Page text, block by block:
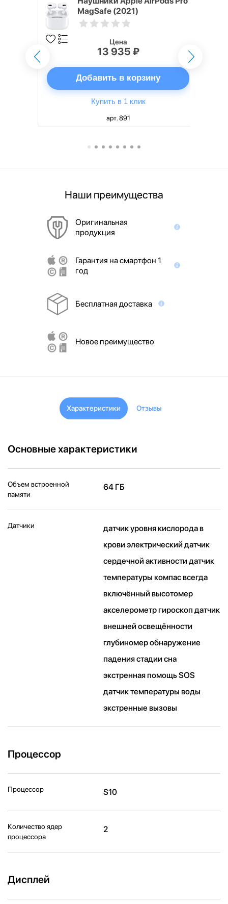
MagSafe (2021)
Цена
13 935 ₽
Добавить в корзину
Купить в 1 клик
арт. 891
Наши преимущества
Оригинальная
продукция
Гарантия на смартфон 1
год
Бесплатная доставка
Новое преимущество
Характеристики Отзывы
Основные характеристики
Объем встроенной
памяти
64 ГБ
Датчики
датчик уровня кислорода в
крови электрический датчик
сердечной активности датчик
температуры компас всегда
включённый высотомер
акселерометр гироскоп датчик
внешней освещённости
глубиномер обнаружение
падения стадии сна
экстренная помощь SOS
датчик температуры воды
экстренные вызовы
Процессор
Процессор S10
Количество ядер
процессора
2
Дисплей